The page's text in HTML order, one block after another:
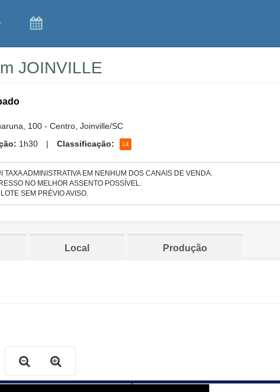
JOINVILLE
100 - Centro, Joinville/SC
1h30 | Classificação: 14
TAXA ADMINISTRATIVA EM NENHUM DOS CANAIS DE VENDA.
NO MELHOR ASSENTO POSSÍVEL.
SEM PRÉVIO AVISO.
Local Produção